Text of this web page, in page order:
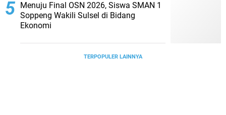
Menuju Final OSN 2026, Siswa SMAN 1
Soppeng Wakili Sulsel di Bidang
Ekonomi
TERPOPULER LAINNYA